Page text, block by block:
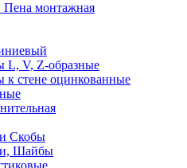
Пена монтажная
L, V, Z-образные
стене оцинкованные
Скобы
Шайбы